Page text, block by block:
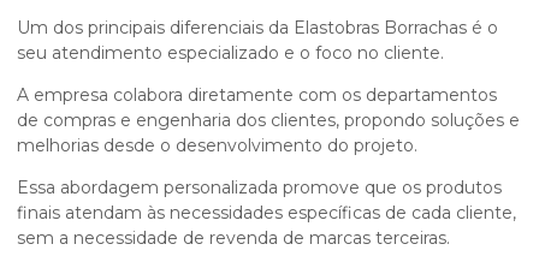
Um dos principais diferenciais da Elastobras Borrachas é o
seu atendimento especializado e o foco no cliente.
A empresa colabora diretamente com os departamentos
de compras e engenharia dos clientes, propondo soluções e
melhorias desde o desenvolvimento do projeto.
Essa abordagem personalizada promove que os produtos
finais atendam às necessidades específicas de cada cliente,
sem a necessidade de revenda de marcas terceiras.